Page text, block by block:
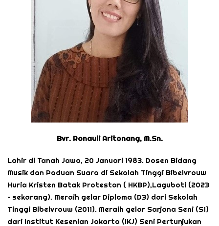
Bvr. Ronauli Aritonang, M.Sn.
Lahir di Tanah Jawa, 20 Januari 1983. Dosen Bidang
Musik dan Paduan Suara di Sekolah Tinggi Bibelvrouw
Huria Kristen Batak Protestan ( HKBP),Laguboti (2023
– sekarang). Meraih gelar Diploma (D3) dari Sekolah
Tinggi Bibelvrouw (2011). Meraih gelar Sarjana Seni (S1)
dari Institut Kesenian Jakarta (IKJ) Seni Pertunjukan